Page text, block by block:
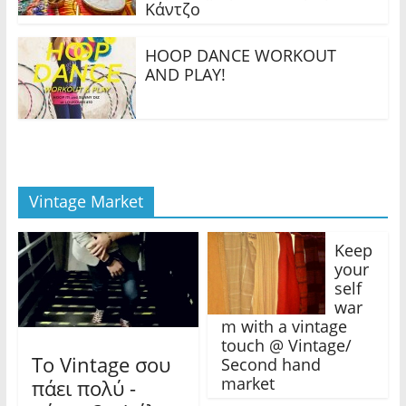
n
w
w
i
n
d
o
w
)
e
w
i
n
d
o
w
)
e
d
o
w
)
Κάντζο
HOOP DANCE WORKOUT
AND PLAY!
Vintage Market
Το Vintage σου
πάει πολύ -
Keep
your
self
war
m with a vintage
touch @ Vintage/
Second hand
market